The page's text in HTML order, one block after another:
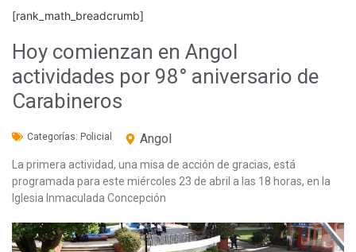
[rank_math_breadcrumb]
Hoy comienzan en Angol
actividades por 98° aniversario de
Carabineros
Categorías: Policial Angol
La primera actividad, una misa de acción de gracias, está
programada para este miércoles 23 de abril a las 18 horas, en la
Iglesia Inmaculada Concepción